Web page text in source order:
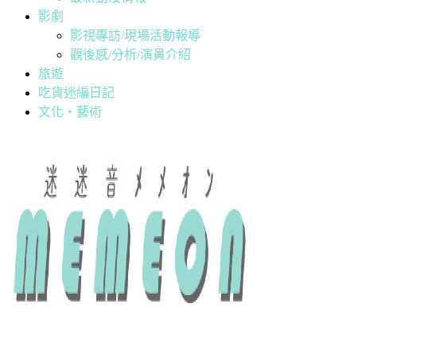
影劇
影視專訪/現場活動報導
觀後感/分析/演員介紹
旅遊
吃貨迷編日記
文化・藝術